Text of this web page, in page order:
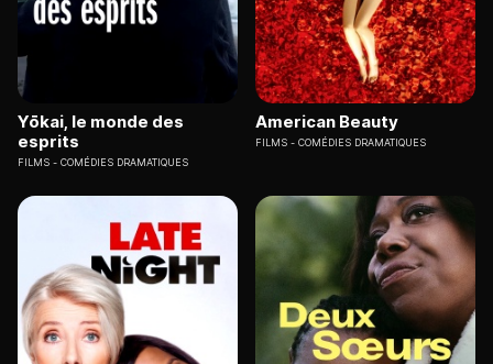
Yōkai, le monde des
esprits
FILMS COMÉDIES DRAMATIQUES
American Beauty
FILMS COMÉDIES DRAMATIQUES